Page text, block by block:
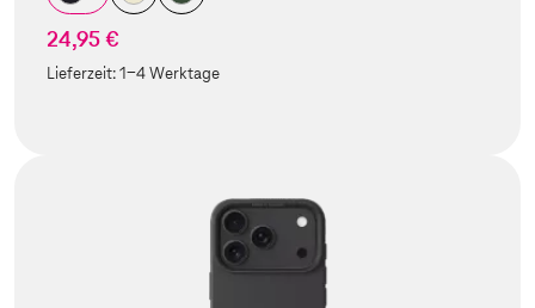
24,95 €
Lieferzeit:1-4 Werktage